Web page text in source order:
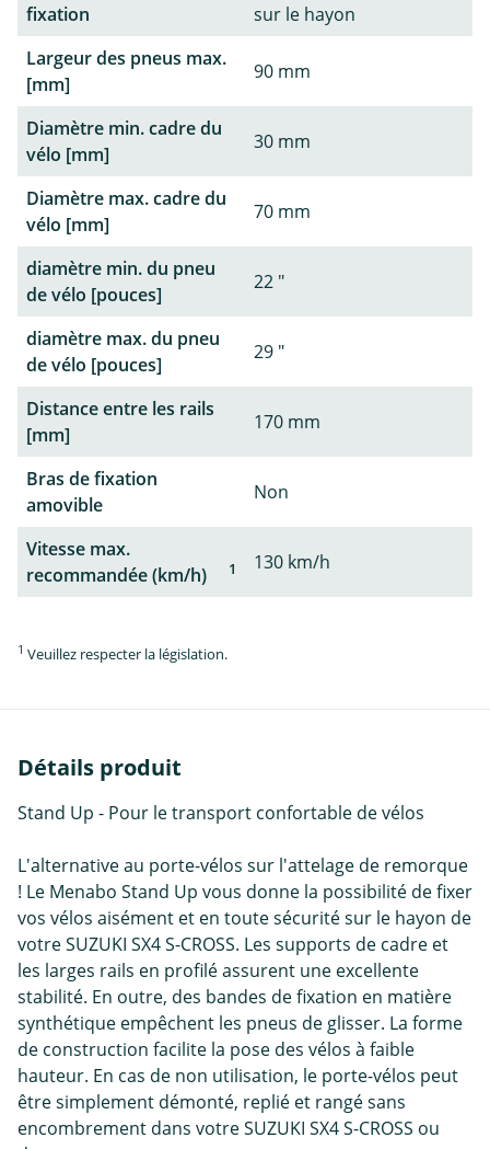
fixation
sur le hayon
Largeur des pneus max.
[mm]
90 mm
Diamètre min. cadre du
vélo [mm]
30 mm
Diamètre max. cadre du
vélo [mm]
70 mm
diamètre min. du pneu
de vélo [pouces]
22 "
diamètre max. du pneu
de vélo [pouces]
29 "
Distance entre les rails
[mm]
170 mm
Bras de fixation
amovible
Non
Vitesse max.
recommandée (km/h)
1 130 km/h
1 Veuillez respecter la législation.
Détails produit
Stand Up - Pour le transport confortable de vélos
L'alternative au porte-vélos sur l'attelage de remorque
! Le Menabo Stand Up vous donne la possibilité de fixer
vos vélos aisément et en toute sécurité sur le hayon de
votre SUZUKI SX4 S-CROSS. Les supports de cadre et
les larges rails en profilé assurent une excellente
stabilité. En outre, des bandes de fixation en matière
synthétique empêchent les pneus de glisser. La forme
de construction facilite la pose des vélos à faible
hauteur. En cas de non utilisation, le porte-vélos peut
être simplement démonté, replié et rangé sans
encombrement dans votre SUZUKI SX4 S-CROSS ou